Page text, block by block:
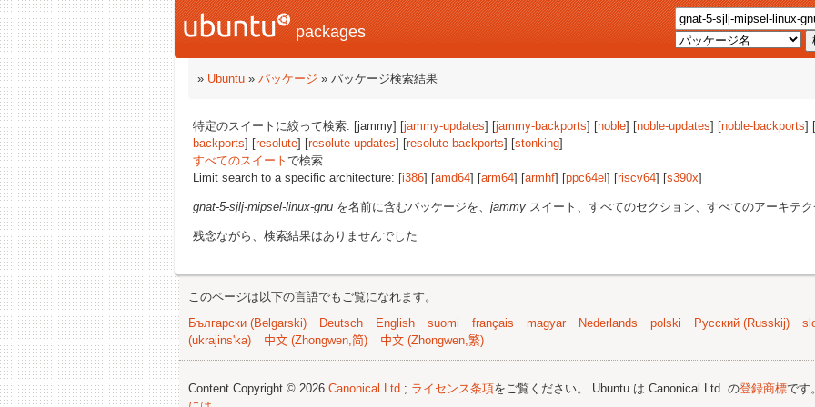
packages
» Ubuntu » パッケージ » パッケージ検索結果
特定のスイートに絞って検索: [jammy] [jammy-updates] [jammy-backports] [noble] [noble-updates] [noble-backports] [
backports] [resolute] [resolute-updates] [resolute-backports] [stonking]
すべてのスイート で検索
Limit search to a specific architecture: [i386] [amd64] [arm64] [armhf] [ppc64el ] [riscv64] [s390x]
gnat-5-sjlj-mipsel-linux-gnu を名前に含むパッケージを、 jammy スイート、すべてのセクション、すべてのアーキテ
残念ながら、検索結果はありませんでした
このページは以下の言語でもご覧になれます。
Български (Bəlgarski)
Deutsch English suomi français magyar Nederlands polski Русский (Russkij)
(ukrajins'ka)
中文 (Zhongwen,简) 中文 (Zhongwen,繁)
Content Copyright © 2026 Canonical Ltd.; ライセンス条項をご覧ください。 Ubuntu は Canonical Ltd. の登録商標で